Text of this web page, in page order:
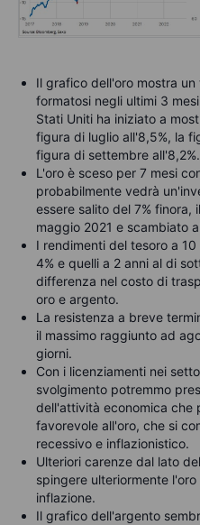
Il grafico dell'oro mostra
formatosi negli ultimi 3
Stati Uniti ha iniziato a
figura di luglio all'8,5%, la
figura di settembre all'8,2%.
L'oro è sceso per 7 mesi
probabilmente vedrà
essere salito del 7%
maggio 2021 e scambiato
I rendimenti del tesoro a
4% e quelli a 2 anni al di
differenza nel costo di
oro e argento.
La resistenza a breve
il massimo raggiunto ad
giorni.
Con i licenziamenti nei
svolgimento potremmo
dell'attività economica che
favorevole all'oro, che si
recessivo e inflazionistico.
Ulteriori carenze dal lato
spingere ulteriormente
inflazione.
Il grafico dell'argento